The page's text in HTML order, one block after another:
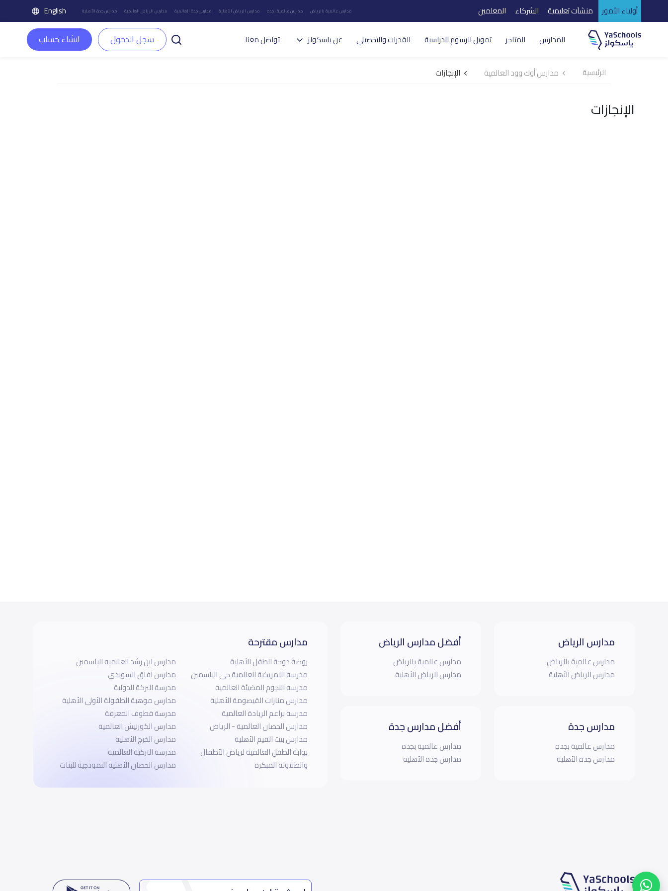
أولياء الأمور منشآت تعليمية الشركاء المعلمين مدارس عالمية بالرياض مدارس عالمية بجده مدارس الرياض الأهلية مدارس جدة العالمية مدارس الرياض العالمية مدارس جدة الأهلية English
المدارس المتاجر تمويل الرسوم الدراسية القدرات والتحصيلي عن ياسكولز تواصل معنا سجل الدخول انشاء حساب
الرئيسية مدارس أوك وود العالمية الإنجازات
الإنجازات
مدارس الرياض
مدارس عالمية بالرياض
مدارس الرياض الأهلية
مدارس جدة
مدارس عالمية بجده
مدارس جدة الأهلية
أفضل مدارس الرياض
مدارس عالمية بالرياض
مدارس الرياض الأهلية
أفضل مدارس جدة
مدارس عالمية بجده
مدارس جدة الأهلية
مدارس مقترحة
روضة دوحة الطفل الأهلية
مدرسة الامريكية العالمية حى الياسمين
مدرسة النجوم المضيئة العالمية
مدارس منارات القيصومة الأهلية
مدرسة براعم الريادة العالمية
مدارس الحصان العالمية - الرياض
مدارس بيت القيم الأهلية
بوابة الطفل العالمية لرياض الأطفال
والطفولة المبكرة
مدارس ابن رشد العالميه الياسمين
مدارس افاق السويدي
مدرسة البركة الدولية
مدارس موهبة الطفولة الأولى الأهلية
مدرسة قطوف المعرفة
مدارس الكورنيش العالمية
مدارس الخرج الأهلية
مدرسة التركية العالمية
مدارس الحصان الأهلية النموذجية للبنات